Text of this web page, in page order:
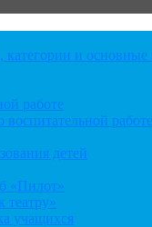
категории и
работе
работе
детей
«Пилот»
театру»
учащихся